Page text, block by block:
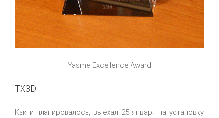
Yasme Excellence Award
TX3D
Как и планировалось, выехал 25 января на установку